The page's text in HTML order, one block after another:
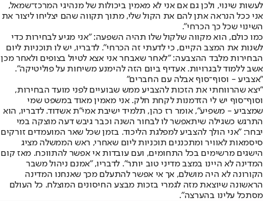
לעשות שינוי, ולכן גם אם אני לא מאמין ביכולות של מנהיגי המרכז־שמאל,
אני ככל הנראה אתן להם את הקול שלי, מתוך תקווה שהם יצליחו ליצור את
השינוי שכל כך הכרחי".
כמו כולם, הוא מקווה שלקול שלו תהיה השפעה: "אני מגיע לבחירות כדי
לשנות את המצב הקיים, כי לדעתי זה הכרחי". לדבריו, יש לו תוכניות ליום
הבחירות מלבד ההצבעה: "לאחר שאבחר אני אצא לטיול בצופים ולאחר מכן
אשב ללמוד לבגרויות. אעדיף ביום הזה להימנע משיחות על פוליטיקה".
"אצביע - וסוף־סוף אבלה עם החברים"
"יצא שהרווחתי את הזכות להצביע ממש שבועיים לפני מועד הבחירות,
וסוף־סוף יש לי הזדמנות לקחת חלק. אני מאמין מאוד במשפט שמי
שמצביע - משפיע", אומר רז כהן, תלמיד ישיבת אמי"ת אשדוד. לדבריו, הוא
התרגש כשגילה שיתאפשר לו לבחור השנה וכבר גיבש דעה מוצקה במי
יבחר: "אני הולך להצביע למפלגת הליכוד. בזמן שכל שאר המועמדים זורקים
סיסמאות לאוויר ומתכננים תוכניות ליום שאחרי, ראש הממשלה מציג
הישגים מרשימים בכל התחומים, ועם עובדות אי אפשר להתווכח. מאז קום
המדינה לא היינו במצב מדיני טוב יותר". לדבריו, "אמנם ניהול משבר
הקורונה לא היה מושלם, אך אי אפשר להתעלם מכך שאנחנו המדינה
הראשונה שיוצאת מזה לגמרי בזכות מבצע החיסונים המוצלח. כל העולם
מסתכל עלינו בהערצה".